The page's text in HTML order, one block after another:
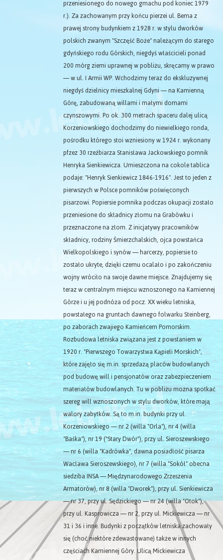
przeniesionego do nowego gmachu pod koniec 1979
r.). Za zachowanym przy końcu pierzei ul. Bema z
prawej strony budynkiem z 1928 r. w stylu dworków
polskich zwanym "Szczęść Boże" należącym do starego
gdyńskiego rodu Górskich, niegdyś właścicieli ponad
200 mórg ziemi uprawnej w pobliżu, skręcamy w prawo
— w ul. I Armii WP. Wchodzimy teraz do ekskluzywnej
niegdyś dzielnicy mieszkalnej Gdyni — na Kamienną
Górę, zabudowaną willami i małymi domami
czynszowymi. Po ok. 300 metrach spaceru dalej ulicą
Korzeniowskiego dochodzimy do niewielkiego ronda,
pośrodku którego stoi wzniesiony w 1924 r. wykonany
pfzez 30 rzeźbiarza Stanisława Jackowskiego pomnik
Henryka Sienkiewicza. Umieszczona na cokole tablica
podaje: "Henryk Sienkiewicz 1846-1916". Jest to jeden z
pierwszych w Polsce pomników poświęconych
pisarzowi. Popiersie pomnika podczas okupacji zostało
przeniesione do składnicy złomu na Grabówku i
przeznaczone na złom. Z inicjatywy pracowników
składnicy, rodziny Śmierzchalskich, ojca powstańca
Wielkopolskiego i synów — harcerzy, popiersie to
zostało ukryte, dzięki czemu ocalało i po zakończeniu
wojny wróciło na swoje dawne miejsce. Znajdujemy się
teraz w centralnym miejscu wznoszonego na Kamiennej
Górze i u jej podnóża od pocz. XX wieku letniska,
powstałego na gruntach dawnego folwarku Steinberg,
po zaborach zwajiego Kamieńcem Pomorskim.
Rozbudowa letniska związana jest z powstaniem w
1920 r. "Pierwszego Towarzystwa Kąpieli Morskich",
które zajęło się m.in. sprzedażą placów budowlanych
pod budowę will i pensjonatów oraz zabezpieczeniem
materiałów budowlanych. Tu w pobliżu można spotkać
szereg will wznoszonych w stylu dworków, które mają
walory zabytków. Są to m.in. budynki przy ul.
Korzeniowskiego — nr 2 (willa "Orla"), nr 4 (willa
"Baśka"), nr 19 ("Stary Dwór"), przy ul. Sieroszewskiego
— nr 6 (willa "Kadrówka", dawna posiadłość pisarza
Wacława Sieroszewskiego), nr 7 (willa "Sokół" obecna
siedziba INSA — Międzynarodowego Zrzeszenia
Armatorów), nr 8 (willa "Dworek"), przy ul. Sienkiewicza
— nr 37, przy ul. Sędzickiego — nr 24 (willa "Otok"),
przy ul. Kasprowicza — nr 2, przy ul. Mickiewicza — nr
31 i 36 i inne. Budynki z początków letniska zachowały
się (choć niektóre zdewastowane) także w innych
częściach Kamiennej Góry. Ulicą Mickiewicza